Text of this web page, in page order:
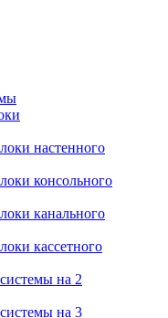
настенного
консольного
канального
кассетного
на 2
на 3